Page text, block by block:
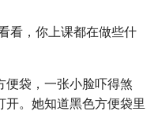
看，你上课都在做些什
便袋，一张小脸吓得煞
开。她知道黑色方便袋里